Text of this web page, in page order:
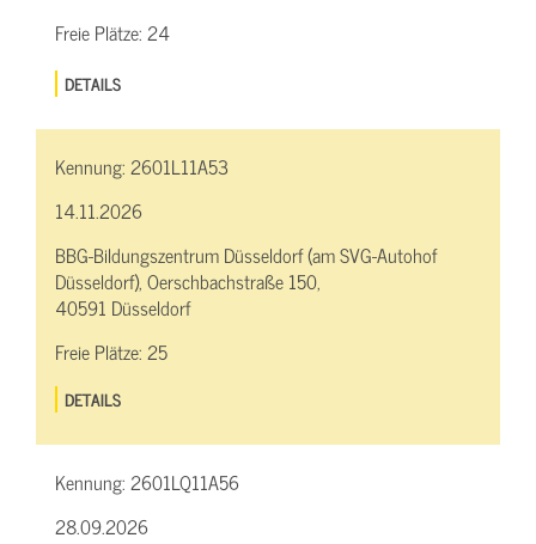
Freie Plätze:24
DETAILS
Kennung:2601L11A53
14.11.2026
BBG-Bildungszentrum Düsseldorf (am SVG-Autohof
Düsseldorf), Oerschbachstraße 150,
40591 Düsseldorf
Freie Plätze:25
DETAILS
Kennung:2601LQ11A56
28.09.2026